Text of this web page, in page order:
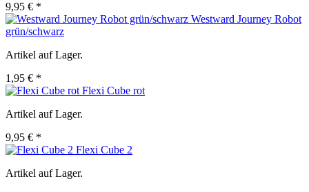
9,95 € *
Westward Journey Robot
grün/schwarz
Artikel auf Lager.
1,95 € *
Flexi Cube rot
Artikel auf Lager.
9,95 € *
Flexi Cube 2
Artikel auf Lager.